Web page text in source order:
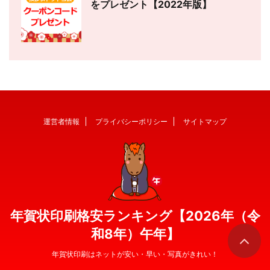
をプレゼント【2022年版】
運営者情報 プライバシーポリシー サイトマップ
年賀状印刷格安ランキング【2026年（令
和8年）午年】
年賀状印刷はネットが安い・早い・写真がきれい！